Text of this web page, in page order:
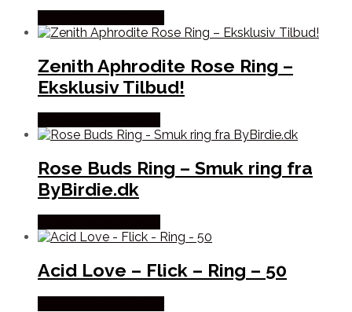
Zenith Aphrodite Rose Ring –
Eksklusiv Tilbud!
Rose Buds Ring – Smuk ring fra
ByBirdie.dk
Acid Love – Flick – Ring – 50